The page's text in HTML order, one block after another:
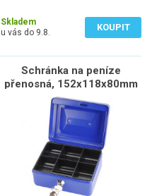
Skladem
u vás do 9.8.
KOUPIT
Schránka na peníze
přenosná, 152x118x80mm